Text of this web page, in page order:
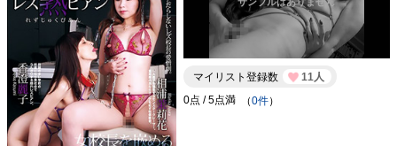
マイリスト登録数
11人
（0件）